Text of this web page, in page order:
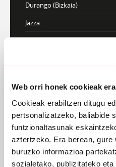
Web orri honek cookieak
Cookieak erabiltzen ditugu
pertsonalizatzeko, baliabide
funtzionaltasunak
aztertzeko. Era berean, gure
buruzko informazioa
sozialetako, publizitateko
Durango (Bizkaia)
Jazza